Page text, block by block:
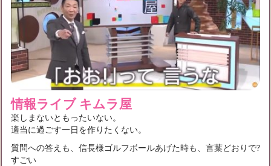
情報ライブ キムラ屋
楽しまないともったいない。
適当に過ごす一日を作りたくない。
質問への答えも、信長様ゴルフボールあげた時も、言葉どおりで?
すごい